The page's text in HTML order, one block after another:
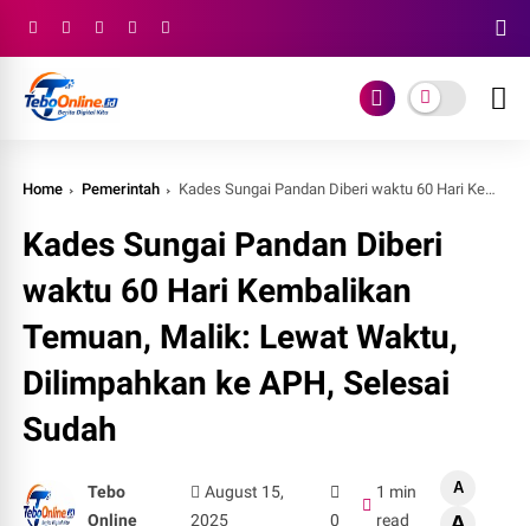
Home Pemerintah Kades Sungai Pandan Diberi waktu 60 Hari Kembalikan Temuan, Malik: Lewat Waktu, Dilimpahkan ke APH, Selesai Sudah
Kades Sungai Pandan Diberi
waktu 60 Hari Kembalikan
Temuan, Malik: Lewat Waktu,
Dilimpahkan ke APH, Selesai
Sudah
Tebo
Online
August 15,
2025
0
1 min
read
A